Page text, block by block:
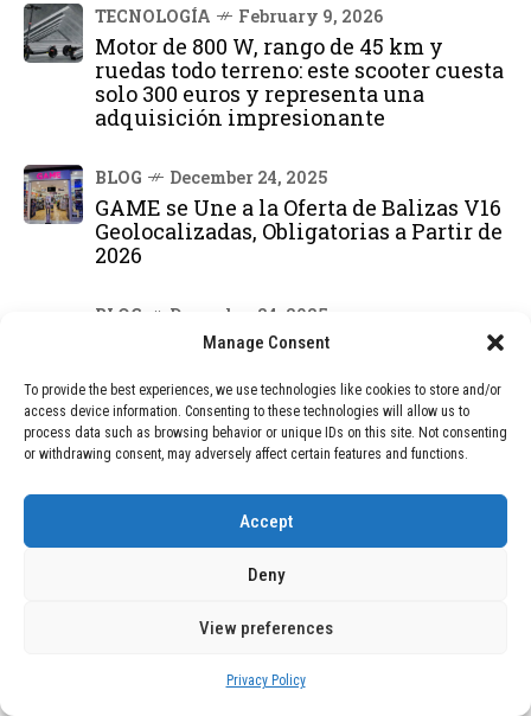
Manage Consent
To provide the best experiences, we use technologies like cookies to store and/or
access device information. Consenting to these technologies will allow us to
process data such as browsing behavior or unique IDs on this site. Not consenting
or withdrawing consent, may adversely affect certain features and functions.
Accept
Deny
View preferences
Privacy Policy
TECNOLOGÍA February 9, 2026
Motor de 800 W, rango de 45 km y
ruedas todo terreno: este scooter cuesta
solo 300 euros y representa una
adquisición impresionante
BLOG December 24, 2025
GAME se Une a la Oferta de Balizas V16
Geolocalizadas, Obligatorias a Partir de
2026
BLOG December 24, 2025
Devastadora Explosión en Residencia
Menos Dos Víctimas Fatales
01 December 24, 2025
grabación cómo añadir 400 km de rango
February 9, 2026